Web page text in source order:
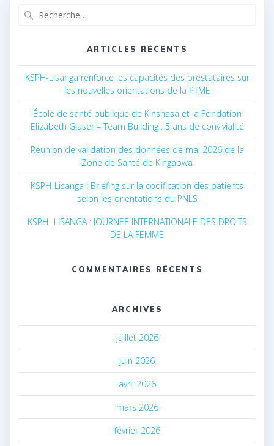
ARTICLES RÉCENTS
KSPH-Lisanga renforce les capacités des prestataires sur
les nouvelles orientations de la PTME
École de santé publique de Kinshasa et la Fondation
Elizabeth Glaser – Team Building : 5 ans de convivialité
Réunion de validation des données de mai 2026 de la
Zone de Santé de Kingabwa
KSPH-Lisanga : Briefing sur la codification des patients
selon les orientations du PNLS
KSPH- LISANGA : JOURNEE INTERNATIONALE DES DROITS
DE LA FEMME
COMMENTAIRES RÉCENTS
ARCHIVES
juillet 2026
juin 2026
avril 2026
mars 2026
février 2026